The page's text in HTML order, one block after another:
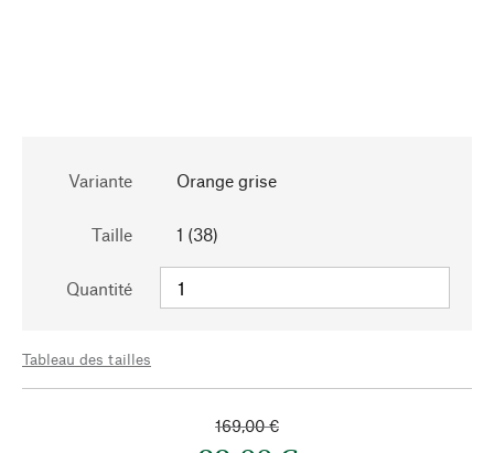
Variante Orange grise
Taille 1 (38)
Quantité
Tableau des tailles
169,00 €